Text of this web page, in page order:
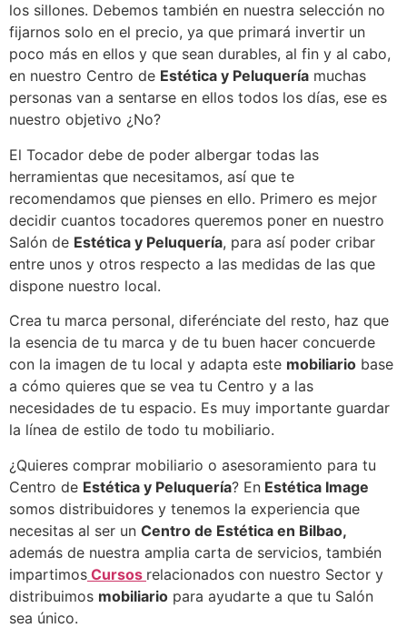
los sillones. Debemos también en nuestra selección no
fijarnos solo en el precio, ya que primará invertir un
poco más en ellos y que sean durables, al fin y al cabo,
en nuestro Centro de Estética y Peluquería muchas
personas van a sentarse en ellos todos los días, ese es
nuestro objetivo ¿No?
El Tocador debe de poder albergar todas las
herramientas que necesitamos, así que te
recomendamos que pienses en ello. Primero es mejor
decidir cuantos tocadores queremos poner en nuestro
Salón de Estética y Peluquería, para así poder cribar
entre unos y otros respecto a las medidas de las que
dispone nuestro local.
Crea tu marca personal, diferénciate del resto, haz que
la esencia de tu marca y de tu buen hacer concuerde
con la imagen de tu local y adapta este mobiliario base
a cómo quieres que se vea tu Centro y a las
necesidades de tu espacio. Es muy importante guardar
la línea de estilo de todo tu mobiliario.
¿Quieres comprar mobiliario o asesoramiento para tu
Centro de Estética y Peluquería? En Estética Image
somos distribuidores y tenemos la experiencia que
necesitas al ser un Centro de Estética en Bilbao,
además de nuestra amplia carta de servicios, también
impartimos Cursos relacionados con nuestro Sector y
distribuimos mobiliario para ayudarte a que tu Salón
sea único.